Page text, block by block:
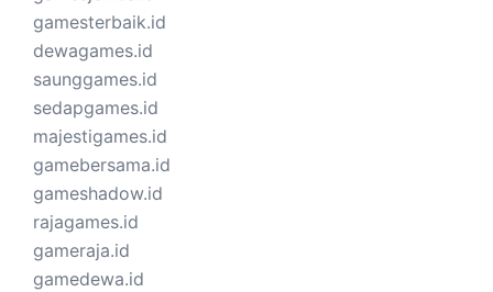
gamesterbaik.id
dewagames.id
saunggames.id
sedapgames.id
majestigames.id
gamebersama.id
gameshadow.id
rajagames.id
gameraja.id
gamedewa.id